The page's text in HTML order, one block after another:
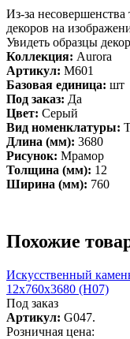
Из-за несовершенства
декоров на
Увидеть образцы
Коллекция: Aurora
Артикул: M601
Базовая единица: шт
Под заказ: Да
Цвет: Серый
Вид номенклатуры:
Длина (мм): 3680
Рисунок: Мрамор
Толщина (мм): 12
Ширина (мм): 760
Похожие
Искусcтвенный
12x760x3680 (H07)
Под заказ
Артикул: G047.
Розничная цена: